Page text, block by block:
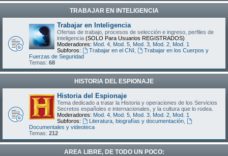
TRABAJAR EN INTELIGENCIA
Trabajar en Inteligencia
Ofertas de trabajo, procesos de selección e ingreso, perfiles de
inteligencia (SOLO Para Usuarios REGISTRADOS)
Moderadores: Mod. 4 Mod. 5 Mod. 3 Mod. 2 Mod. 1
Subforos:
Trabajar en el CNI
Trabajar en los Cuerpos y
Fuerzas de Seguridad
Temas: 68
HISTORIA DEL ESPIONAJE
Historia del Espionaje
Tema dedicado a tratar la Historia y operaciones de los Servicios
Secretos españoles e internacionales, y la cultura que lo rodea.
Moderadores: Mod. 4 Mod. 5 Mod. 3 Mod. 2 Mod. 1
Subforos:
Literatura, biografías y documentación,
Documentales y videoteca
Temas: 212
AREA LIBRE, DE TODO UN POCO: